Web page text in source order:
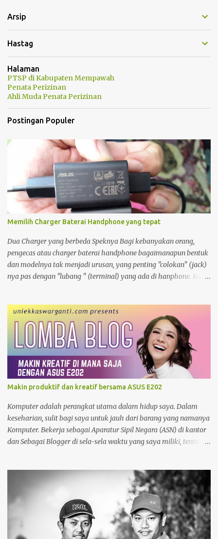
m
t
r
Arsip
Hastag
Halaman
PTSP di Kabupaten Mempawah
Penata Perizinan
Ahli Muda Penata Perizinan
Postingan Populer
Memilih Charger Baterai Handphone yang tepat
Dua Charger yang berbeda Speknya Bagi kebanyakan orang,
pengecas atau charger baterai handphone bagaimanapun bentuk
dan modelnya tak menjadi urusan, yang penting "colokan" (jack)
nya pas dengan "lubang " (terminal) yang ada di hanphone. Kalau
dipakai kakak. Apalagi kalau ditengah perjalanan kehabisan
baterai, minjam charger di warung atau toko. nggak tahu
speknya asal maen colok-colokin.
Makin produktif dan kreatif bersama ASUS E202
Komputer adalah perangkat utama dalam hidup saya. Dalam
keseharian, sulit bagi saya untuk jauh dari barang yang namanya
Komputer. Bekerja sebagai Aparatur Sipil Negara (ASN) di kantor
dan Sebagai Blogger di sela-sela waktu yang saya miliki, tentu
komputer juga saya gunakan untuk mengolah foto dan
mempublishnya ke social media yang saya miliki, memindahkan
foto dari kamera DSLR maupun foto dari Zenfone ke harddisk
External, Cloud Storage maupun backup ke DVD. So, Komputer
benar-benar sudah menjadi bagian hidup saya. Namun demikian,
Komputer sangat sulit untuk dibawa kemana-mana. Dan perlu